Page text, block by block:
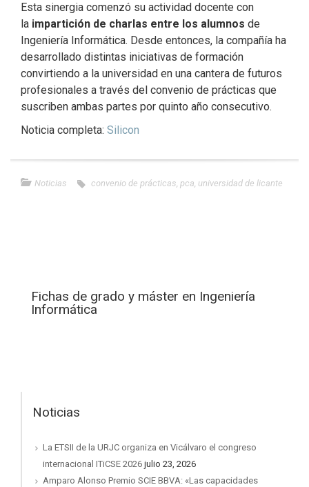
Esta sinergia comenzó su actividad docente con
la impartición de charlas entre los alumnos de
Ingeniería Informática. Desde entonces, la compañía ha
desarrollado distintas iniciativas de formación
convirtiendo a la universidad en una cantera de futuros
profesionales a través del convenio de prácticas que
suscriben ambas partes por quinto año consecutivo.
Noticia completa: Silicon
Noticias convenio de prácticas, pca, universidad de licante
Fichas de grado y máster en Ingeniería
Informática
Noticias
La ETSII de la URJC organiza en Vicálvaro el congreso
internacional ITiCSE 2026 julio 23, 2026
Amparo Alonso Premio SCIE BBVA: «Las capacidades